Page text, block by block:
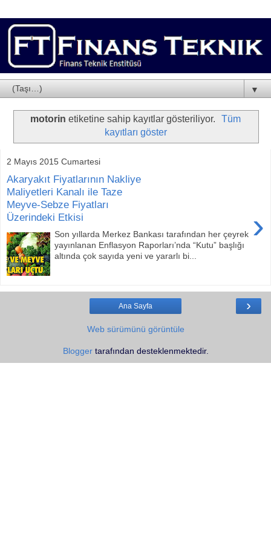
▼
motorin etiketine sahip kayıtlar gösteriliyor.
Tüm
kayıtları göster
2 Mayıs 2015 Cumartesi
Akaryakıt Fiyatlarının Nakliye
Maliyetleri Kanalı ile Taze
Meyve-Sebze Fiyatları
Üzerindeki Etkisi
›
Son yıllarda Merkez Bankası tarafından her çeyrek
yayınlanan Enflasyon Raporları’nda “Kutu” başlığı
altında çok sayıda yeni ve yararlı bi...
›
Ana Sayfa
Web sürümünü görüntüle
Bloggertarafından desteklenmektedir.